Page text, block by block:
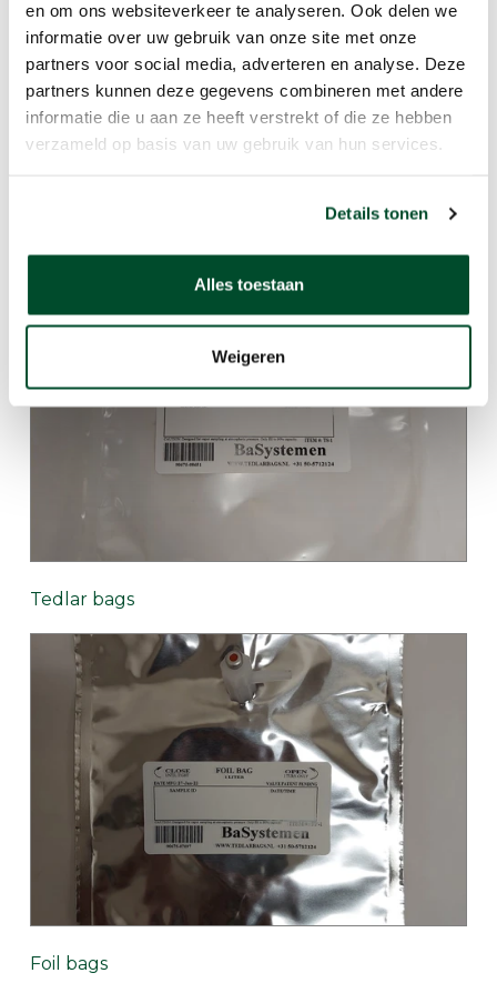
en om ons websiteverkeer te analyseren. Ook delen we
informatie over uw gebruik van onze site met onze
partners voor social media, adverteren en analyse. Deze
partners kunnen deze gegevens combineren met andere
informatie die u aan ze heeft verstrekt of die ze hebben
verzameld op basis van uw gebruik van hun services.
Details tonen
Alles toestaan
Weigeren
Tedlar bags
Foil bags